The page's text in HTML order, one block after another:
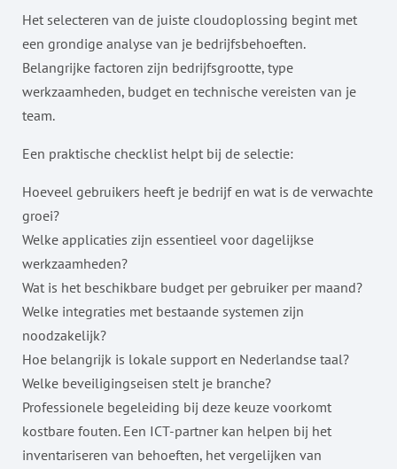
Het selecteren van de juiste cloudoplossing begint met
een grondige analyse van je bedrijfsbehoeften.
Belangrijke factoren zijn bedrijfsgrootte, type
werkzaamheden, budget en technische vereisten van je
team.
Een praktische checklist helpt bij de selectie:
Hoeveel gebruikers heeft je bedrijf en wat is de verwachte
groei?
Welke applicaties zijn essentieel voor dagelijkse
werkzaamheden?
Wat is het beschikbare budget per gebruiker per maand?
Welke integraties met bestaande systemen zijn
noodzakelijk?
Hoe belangrijk is lokale support en Nederlandse taal?
Welke beveiligingseisen stelt je branche?
Professionele begeleiding bij deze keuze voorkomt
kostbare fouten. Een ICT-partner kan helpen bij het
inventariseren van behoeften, het vergelijken van